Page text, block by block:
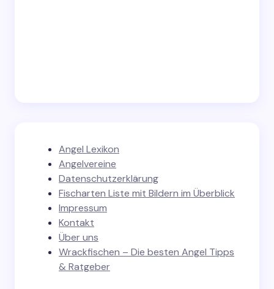
Angel Lexikon
Angelvereine
Datenschutzerklärung
Fischarten Liste mit Bildern im Überblick
Impressum
Kontakt
Über uns
Wrackfischen – Die besten Angel Tipps
& Ratgeber